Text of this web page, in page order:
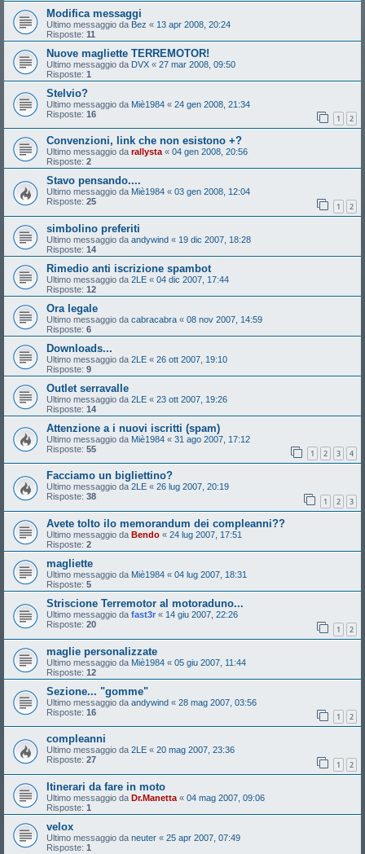
Modifica messaggi
Ultimo messaggio da Bez « 13 apr 2008, 20:24
Risposte: 11
Nuove magliette TERREMOTOR!
Ultimo messaggio da DVX « 27 mar 2008, 09:50
Risposte: 1
Stelvio?
Ultimo messaggio da Miè1984 « 24 gen 2008, 21:34
Risposte: 16 1 2
Convenzioni, link che non esistono +?
Ultimo messaggio da rallysta « 04 gen 2008, 20:56
Risposte: 2
Stavo pensando....
Ultimo messaggio da Miè1984 « 03 gen 2008, 12:04
Risposte: 25 1 2
simbolino preferiti
Ultimo messaggio da andywind « 19 dic 2007, 18:28
Risposte: 14
Rimedio anti iscrizione spambot
Ultimo messaggio da 2LE « 04 dic 2007, 17:44
Risposte: 12
Ora legale
Ultimo messaggio da cabracabra « 08 nov 2007, 14:59
Risposte: 6
Downloads...
Ultimo messaggio da 2LE « 26 ott 2007, 19:10
Risposte: 9
Outlet serravalle
Ultimo messaggio da 2LE « 23 ott 2007, 19:26
Risposte: 14
Attenzione a i nuovi iscritti (spam)
Ultimo messaggio da Miè1984 « 31 ago 2007, 17:12
Risposte: 55 1 2 3 4
Facciamo un bigliettino?
Ultimo messaggio da 2LE « 26 lug 2007, 20:19
Risposte: 38 1 2 3
Avete tolto ilo memorandum dei compleanni??
Ultimo messaggio da Bendo « 24 lug 2007, 17:51
Risposte: 2
magliette
Ultimo messaggio da Miè1984 « 04 lug 2007, 18:31
Risposte: 5
Striscione Terremotor al motoraduno...
Ultimo messaggio da fast3r « 14 giu 2007, 22:26
Risposte: 20 1 2
maglie personalizzate
Ultimo messaggio da Miè1984 « 05 giu 2007, 11:44
Risposte: 12
Sezione... "gomme"
Ultimo messaggio da andywind « 28 mag 2007, 03:56
Risposte: 16 1 2
compleanni
Ultimo messaggio da 2LE « 20 mag 2007, 23:36
Risposte: 27 1 2
Itinerari da fare in moto
Ultimo messaggio da Dr.Manetta « 04 mag 2007, 09:06
Risposte: 1
velox
Ultimo messaggio da neuter « 25 apr 2007, 07:49
Risposte: 1